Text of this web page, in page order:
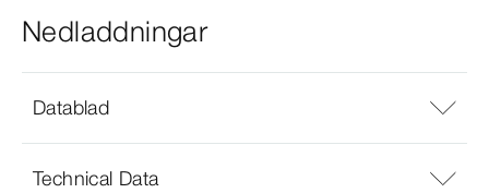
Nedladdningar
Datablad
Technical Data